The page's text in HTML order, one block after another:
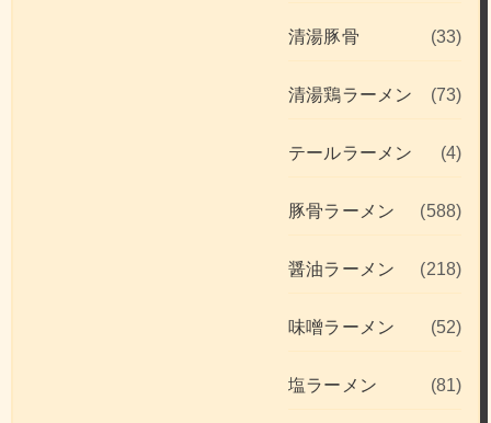
清湯豚骨 (33)
清湯鶏ラーメン (73)
テールラーメン (4)
豚骨ラーメン (588)
醤油ラーメン (218)
味噌ラーメン (52)
塩ラーメン (81)